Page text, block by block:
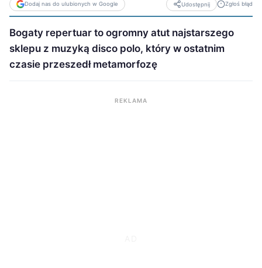
Dodaj nas do ulubionych w Google Udostępnij Zgłoś błąd
Bogaty repertuar to ogromny atut najstarszego
sklepu z muzyką disco polo, który w ostatnim
czasie przeszedł metamorfozę
REKLAMA